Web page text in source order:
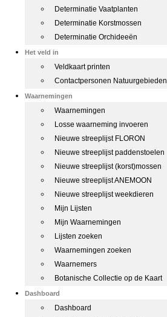
Determinatie Vaatplanten
Determinatie Korstmossen
Determinatie Orchideeën
Het veld in
Veldkaart printen
Contactpersonen Natuurgebieden
Waarnemingen
Waarnemingen
Losse waarneming invoeren
Nieuwe streeplijst FLORON
Nieuwe streeplijst paddenstoelen
Nieuwe streeplijst (korst)mossen
Nieuwe streeplijst ANEMOON
Nieuwe streeplijst weekdieren
Mijn Lijsten
Mijn Waarnemingen
Lijsten zoeken
Waarnemingen zoeken
Waarnemers
Botanische Collectie op de Kaart
Dashboard
Dashboard